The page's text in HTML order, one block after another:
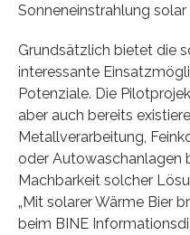
Sonneneinstrahlung
Grundsätzlich bietet die
interessante
Potenziale. Die
aber auch bereits
Metallverarbeitung,
oder Autowaschanlagen
Machbarkeit solcher
„Mit solarer Wärme Bier
beim BINE